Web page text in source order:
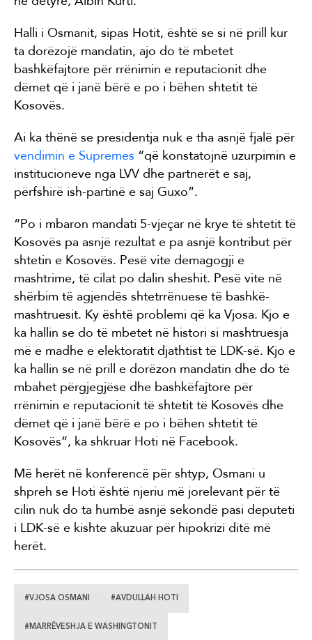
Halli i Osmanit, sipas Hotit, është se si në prill kur
ta dorëzojë mandatin, ajo do të mbetet
bashkëfajtore për rrënimin e reputacionit dhe
dëmet që i janë bërë e po i bëhen shtetit të
Kosovës.
Ai ka thënë se presidentja nuk e tha asnjë fjalë për
vendimin e Supremes “që konstatojnë uzurpimin e
institucioneve nga LVV dhe partnerët e saj,
përfshirë ish-partinë e saj Guxo”.
“Po i mbaron mandati 5-vjeçar në krye të shtetit të
Kosovës pa asnjë rezultat e pa asnjë kontribut për
shtetin e Kosovës. Pesë vite demagogji e
mashtrime, të cilat po dalin sheshit. Pesë vite në
shërbim të agjendës shtetrrënuese të bashkë-
mashtruesit. Ky është problemi që ka Vjosa. Kjo e
ka hallin se do të mbetet në histori si mashtruesja
më e madhe e elektoratit djathtist të LDK-së. Kjo e
ka hallin se në prill e dorëzon mandatin dhe do të
mbahet përgjegjëse dhe bashkëfajtore për
rrënimin e reputacionit të shtetit të Kosovës dhe
dëmet që i janë bërë e po i bëhen shtetit të
Kosovës”, ka shkruar Hoti në Facebook.
Më herët në konferencë për shtyp, Osmani u
shpreh se Hoti është njeriu më jorelevant për të
cilin nuk do ta humbë asnjë sekondë pasi deputeti
i LDK-së e kishte akuzuar për hipokrizi ditë më
herët.
#VJOSA OSMANI #AVDULLAH HOTI
#MARRËVESHJA E WASHINGTONIT